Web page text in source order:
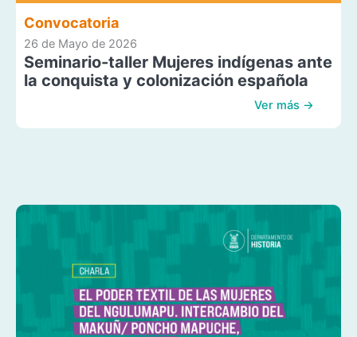
Convocatoria
26 de Mayo de 2026
Seminario-taller Mujeres indígenas ante
la conquista y colonización española
Ver más →